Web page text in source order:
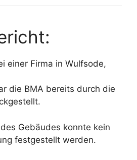
einer Firma in Wulfsode,
die BMA bereits durch die
Gebäudes konnte kein
festgestellt werden.